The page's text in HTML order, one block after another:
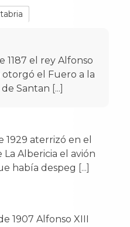
1187 el rey Alfonso
otorgó el Fuero a la
Santan [...]
1929 aterrizó en el
Albericia el avión
había despeg [...]
1907 Alfonso XIII